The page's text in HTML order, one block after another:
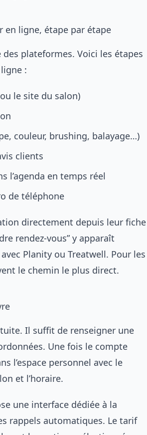
en ligne, étape par étape
plateformes. Voici les étapes
:
le site du salon)
couleur, brushing, balayage…)
clients
l’agenda en temps réel
de téléphone
directement depuis leur fiche
rendez-vous” y apparaît
Planity ou Treatwell. Pour les
le chemin le plus direct.
Il suffit de renseigner une
Une fois le compte
l’espace personnel avec le
et l’horaire.
une interface dédiée à la
rappels automatiques. Le tarif